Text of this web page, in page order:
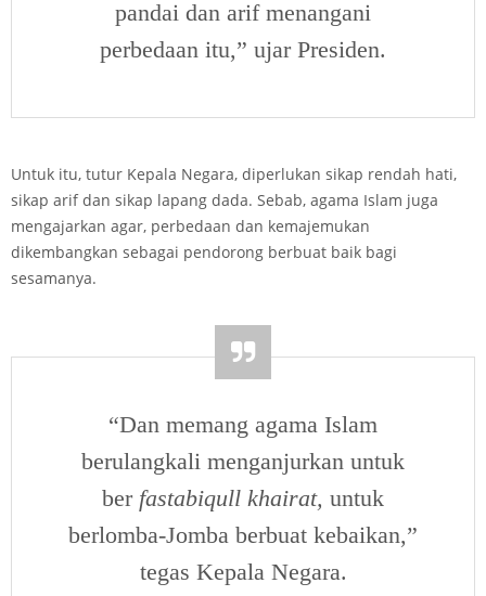
pandai dan arif menangani
perbedaan itu,” ujar Presiden.
Untuk itu, tutur Kepala Negara, diperlukan sikap rendah hati,
sikap arif dan sikap lapang dada. Sebab, agama Islam juga
mengajarkan agar, perbedaan dan kemajemukan
dikembangkan sebagai pendorong berbuat baik bagi
sesamanya.
“Dan memang agama Islam
berulangkali menganjurkan untuk
ber fastabiqull­ khairat, untuk
berlomba-Jomba berbuat kebaikan,”
tegas Kepala Negara.